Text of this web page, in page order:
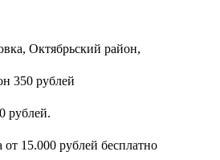
Октябрьский район,
350 рублей
рублей.
15.000 рублей бесплатно